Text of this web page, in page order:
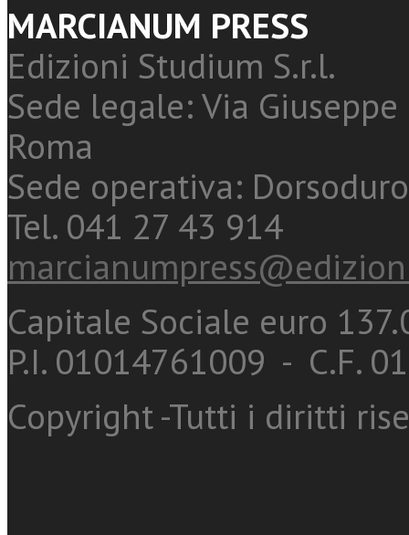
MARCIANUM PRESS
Edizioni Studium S.r.l.
Sede legale: Via
Roma
Sede operativa:
Tel. 041 27 43 914
Capitale Sociale euro
P.I. 01014761009 - C.F.
Copyright -Tutti i diritti